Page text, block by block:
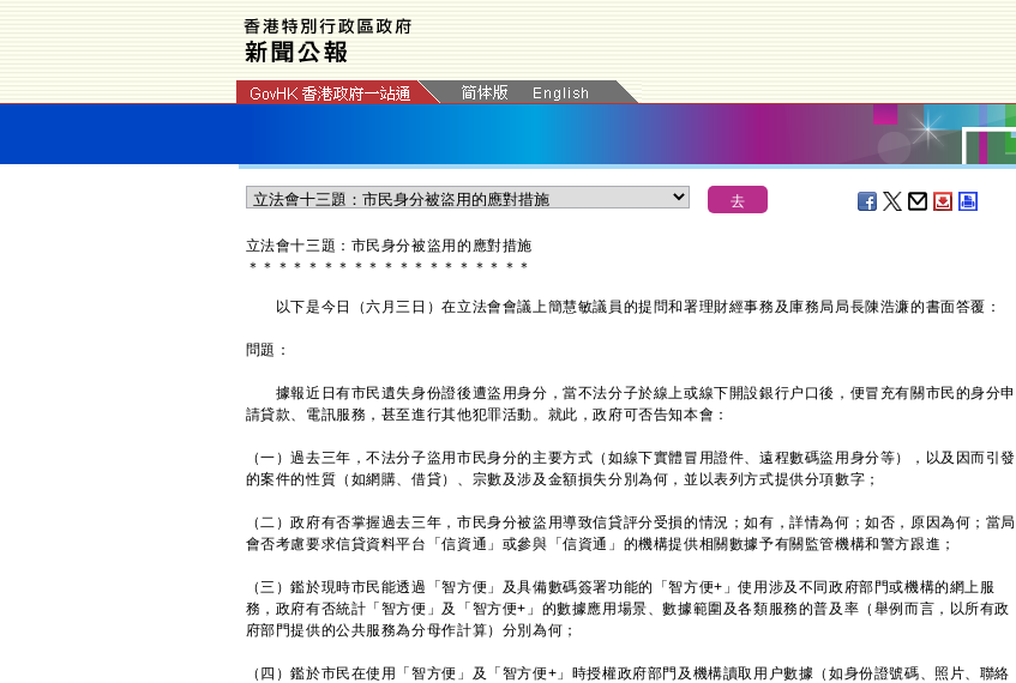
立法會十三題：市民身分被盜用的應對措施
＊ ＊ ＊ ＊ ＊ ＊ ＊ ＊ ＊ ＊ ＊ ＊ ＊ ＊ ＊ ＊ ＊ ＊ ＊
​以下是今日（六月三日）在立法會會議上簡慧敏議員的提問和署理財經事務及庫務局局長陳浩濂的書面答覆：
問題：
據報近日有市民遺失身份證後遭盜用身分，當不法分子於線上或線下開設銀行户口後，便冒充有關市民的身分申
請貸款、電訊服務，甚至進行其他犯罪活動。就此，政府可否告知本會：
（一）過去三年，不法分子盜用市民身分的主要方式（如線下實體冒用證件、遠程數碼盜用身分等），以及因而引發
的案件的性質（如網購、借貸）、宗數及涉及金額損失分別為何，並以表列方式提供分項數字；
（二）政府有否掌握過去三年，市民身分被盜用導致信貸評分受損的情況；如有，詳情為何；如否，原因為何；當局
會否考慮要求信貸資料平台「信資通」或參與「信資通」的機構提供相關數據予有關監管機構和警方跟進；
（三）鑑於現時市民能透過「智方便」及具備數碼簽署功能的「智方便+」使用涉及不同政府部門或機構的網上服
務，政府有否統計「智方便」及「智方便+」的數據應用場景、數據範圍及各類服務的普及率（舉例而言，以所有政
府部門提供的公共服務為分母作計算）分別為何；
（四）鑑於市民在使用「智方便」及「智方便+」時授權政府部門及機構讀取用户數據（如身份證號碼、照片、聯絡